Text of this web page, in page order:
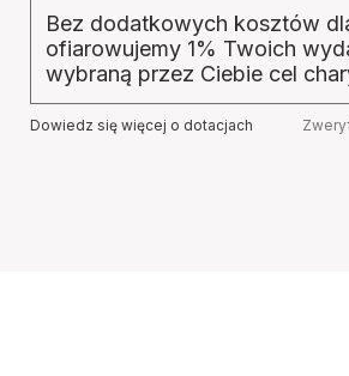
Bez dodatkowych kosztów
ofiarowujemy 1% Twoich
wybraną przez Ciebie cel
Dowiedz się więcej o dotacjach